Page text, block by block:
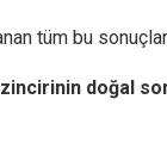
tüm bu
doğal